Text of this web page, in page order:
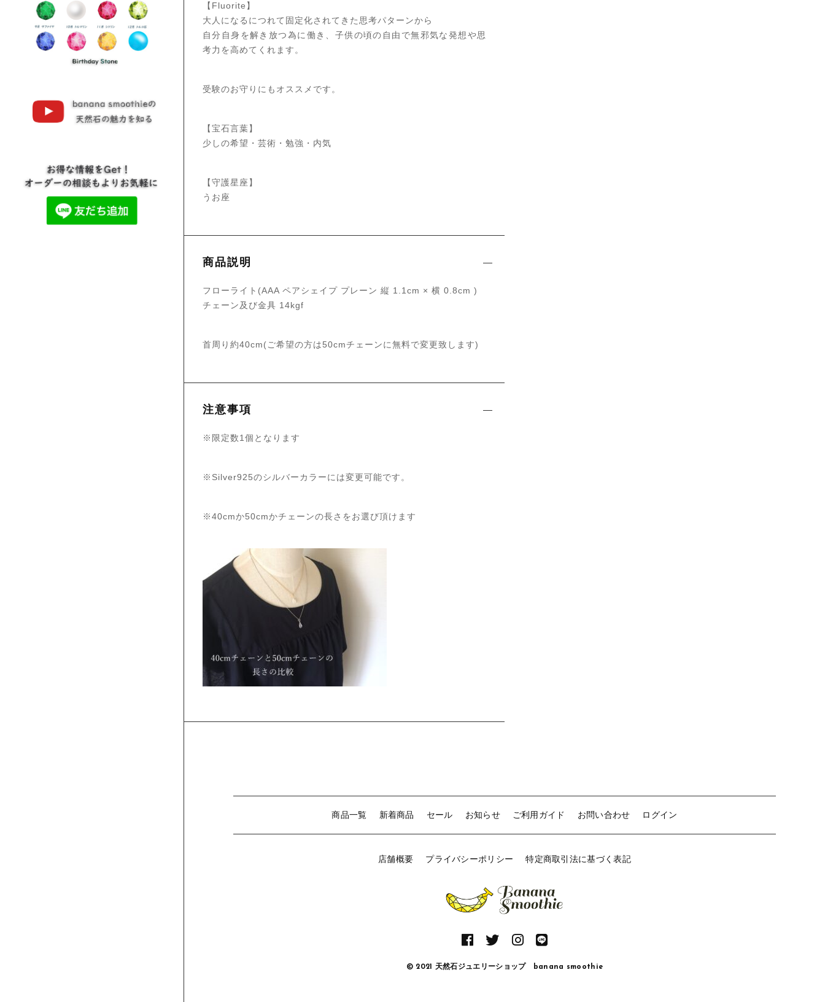
【Fluorite】
大人になるにつれて固定化されてきた思考パターンから
自分自身を解き放つ為に働き、子供の頃の自由で無邪気な発想や思
考力を高めてくれます。
受験のお守りにもオススメです。
【宝石言葉】
少しの希望・芸術・勉強・内気
【守護星座】
うお座
商品説明
フローライト(AAA ペアシェイプ プレーン 縦 1.1cm × 横 0.8cm )
チェーン及び金具 14kgf
首周り約40cm(ご希望の方は50cmチェーンに無料で変更致します)
注意事項
※限定数1個となります
※Silver925のシルバーカラーには変更可能です。
※40cmか50cmかチェーンの長さをお選び頂けます
商品一覧 新着商品 セール お知らせ ご利用ガイド お問い合わせ ログイン
店舗概要 プライバシーポリシー 特定商取引法に基づく表記
© 2021 天然石ジュエリーショップ banana smoothie